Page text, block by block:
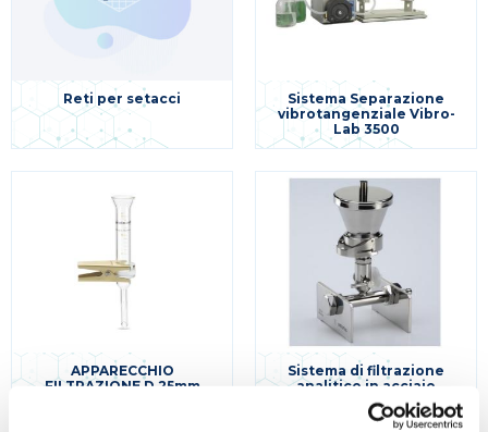
Reti per setacci
Sistema Separazione
vibrotangenziale Vibro-
Lab 3500
APPARECCHIO
FILTRAZIONE D.25mm
Sistema di filtrazione
analitico in acciaio
d.47mm completo